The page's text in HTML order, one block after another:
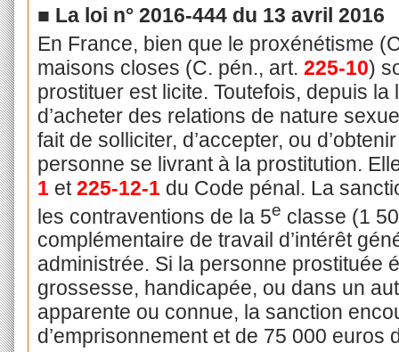
■ La loi n° 2016-444 du 13 avril 2016
En France, bien que le proxénétisme
maisons closes (C. pén., art. 225-10)
prostituer est licite. Toutefois, depuis
d’acheter des relations de nature
fait de solliciter, d’accepter, ou
personne se livrant à la prostitution.
1et225-12-1du Code pénal. La
les contraventions de la 5e classe (1
complémentaire de travail d’intérêt
administrée. Si la personne prostituée
grossesse, handicapée, ou dans un
apparente ou connue, la sanction
d’emprisonnement et de 75 000 euros